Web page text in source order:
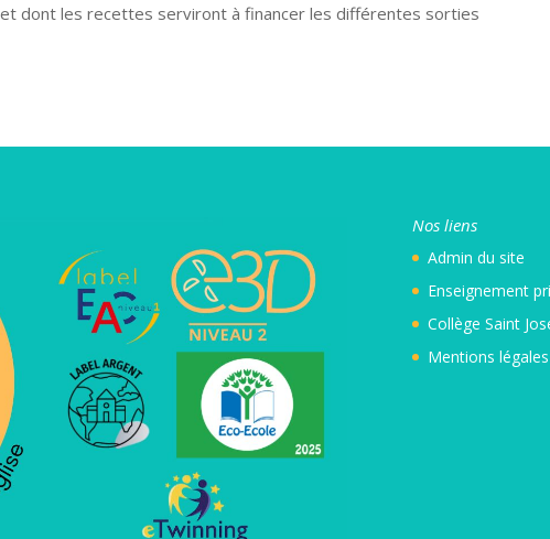
dont les recettes serviront à financer les différentes sorties
Nos liens
Admin du site
Enseignement
Collège Saint
Mentions légales